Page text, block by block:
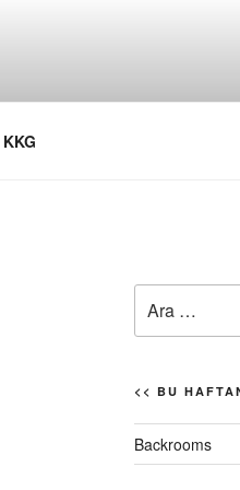
KKG
<< BU
Backrooms